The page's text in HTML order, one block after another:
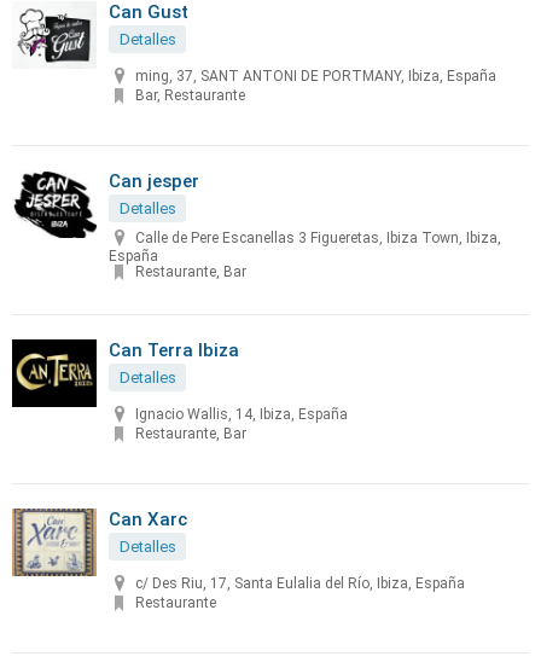
Can Gust
Detalles
ming, 37, SANT ANTONI DE PORTMANY, Ibiza, España
Bar, Restaurante
Can jesper
Detalles
Calle de Pere Escanellas 3 Figueretas, Ibiza Town, Ibiza,
España
Restaurante, Bar
Can Terra Ibiza
Detalles
Ignacio Wallis, 14, Ibiza, España
Restaurante, Bar
Can Xarc
Detalles
c/ Des Riu, 17, Santa Eulalia del Río, Ibiza, España
Restaurante